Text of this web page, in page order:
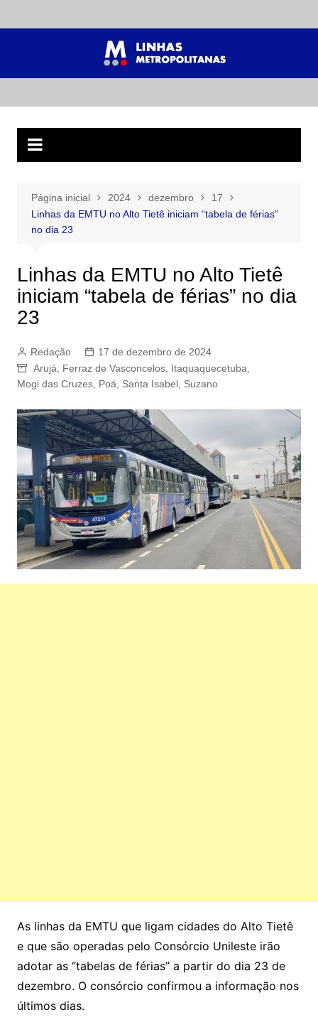
para
Página inicial 2024 dezembro
17
Linhas da EMTU no Alto Tietê iniciam “tabela de férias”
no dia 23
Linhas da EMTU no Alto Tietê
iniciam “tabela de férias” no dia
23
Redação
17 de dezembro de 2024
Arujá
Ferraz de Vasconcelos, Itaquaquecetuba
Mogi das Cruzes, Poá Santa Isabel, Suzano
As linhas da EMTU que ligam cidades do Alto Tietê
e que são operadas pelo Consórcio Unileste irão
adotar as “tabelas de férias” a partir do dia 23 de
dezembro. O consórcio confirmou a informação nos
últimos dias.